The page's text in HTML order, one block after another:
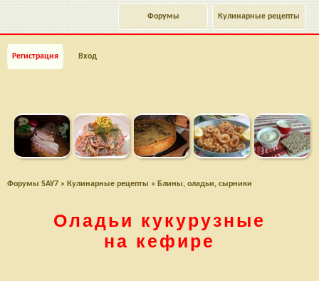
Кулинарные рецепты
Форумы
Регистрация Вход
Форумы SAY7 » Кулинарные рецепты » Блины, оладьи, сырники
Оладьи кукурузные
на кефире